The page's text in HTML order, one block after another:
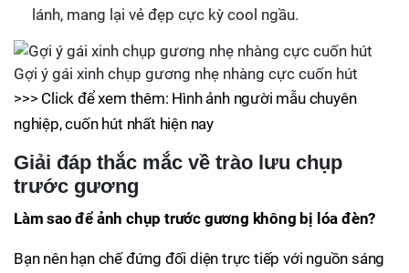
lánh, mang lại vẻ đẹp cực kỳ cool ngầu.
Gợi ý gái xinh chụp gương nhẹ nhàng cực cuốn hút
>>> Click để xem thêm: Hình ảnh người mẫu chuyên
nghiệp, cuốn hút nhất hiện nay
Giải đáp thắc mắc về trào lưu chụp
trước gương
Làm sao để ảnh chụp trước gương không bị lóa đèn?
Bạn nên hạn chế đứng đối diện trực tiếp với nguồn sáng